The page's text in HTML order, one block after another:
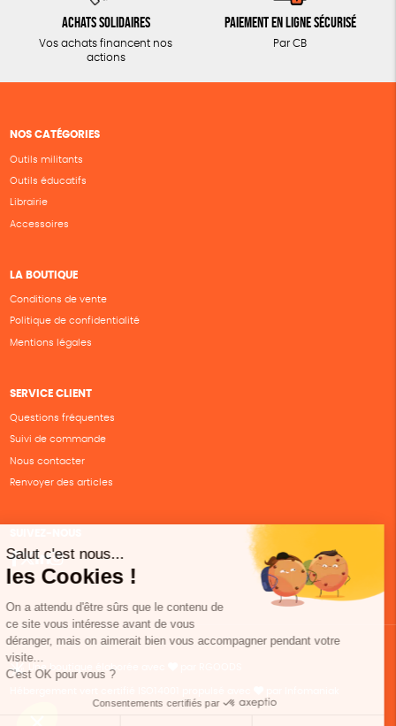
Achats solidaires
Vos achats financent nos
actions
Paiement en ligne sécurisé
Par CB
NOS CATÉGORIES
Outils militants
Outils éducatifs
Librairie
Accessoires
LA BOUTIQUE
Conditions de vente
Politique de confidentialité
Mentions légales
SERVICE CLIENT
Questions fréquentes
Suivi de commande
Nous contacter
Renvoyer des articles